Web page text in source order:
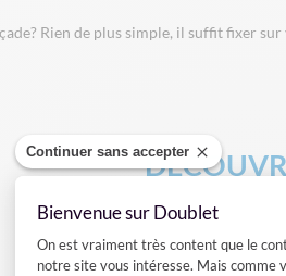
Continuer sans accepter
Bienvenue sur Doublet
Plateforme de
On est vraiment très content que le
notre site vous intéresse. Mais comme
Rien de plus simple, il suffit fixer